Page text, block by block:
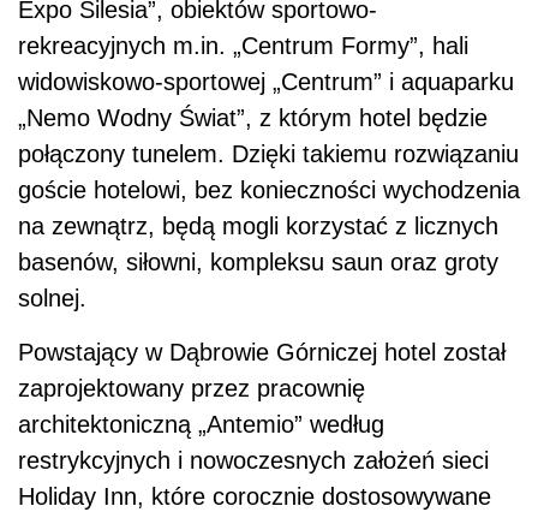
Expo Silesia”, obiektów sportowo-
rekreacyjnych m.in. „Centrum Formy”, hali
widowiskowo-sportowej „Centrum” i aquaparku
„Nemo Wodny Świat”, z którym hotel będzie
połączony tunelem. Dzięki takiemu rozwiązaniu
goście hotelowi, bez konieczności wychodzenia
na zewnątrz, będą mogli korzystać z licznych
basenów, siłowni, kompleksu saun oraz groty
solnej.
Powstający w Dąbrowie Górniczej hotel został
zaprojektowany przez pracownię
architektoniczną „Antemio” według
restrykcyjnych i nowoczesnych założeń sieci
Holiday Inn, które corocznie dostosowywane